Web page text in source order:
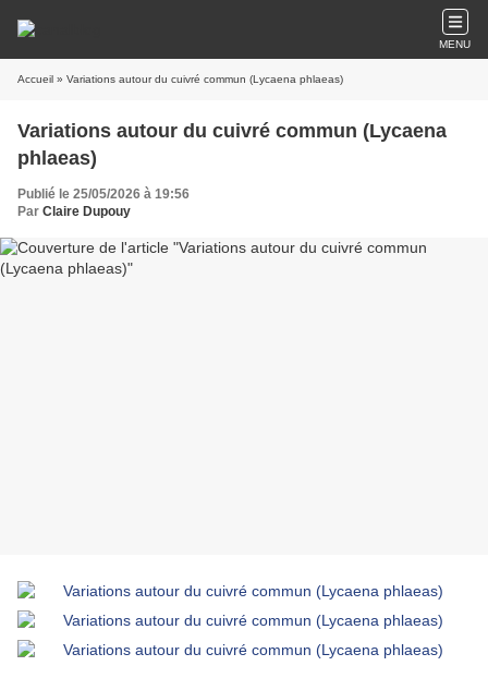
MENU
Accueil » Variations autour du cuivré commun (Lycaena phlaeas)
Variations autour du cuivré commun (Lycaena
phlaeas)
Publié le 25/05/2026 à 19:56
Par Claire Dupouy